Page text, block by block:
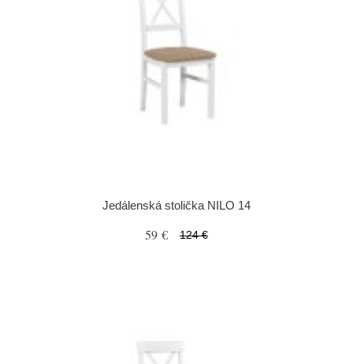
Jedálenská stolička NILO 14
59 € 124 €